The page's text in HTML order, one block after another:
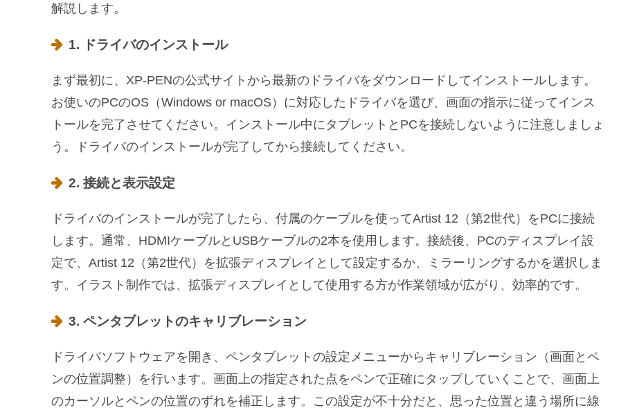
解説します。
1. ドライバのインストール
まず最初に、XP-PENの公式サイトから最新のドライバをダウンロードしてインストールします。
お使いのPCのOS（Windows or macOS）に対応したドライバを選び、画面の指示に従ってインス
トールを完了させてください。インストール中にタブレットとPCを接続しないように注意しましょ
う。ドライバのインストールが完了してから接続してください。
2. 接続と表示設定
ドライバのインストールが完了したら、付属のケーブルを使ってArtist 12（第2世代）をPCに接続
します。通常、HDMIケーブルとUSBケーブルの2本を使用します。接続後、PCのディスプレイ設
定で、Artist 12（第2世代）を拡張ディスプレイとして設定するか、ミラーリングするかを選択しま
す。イラスト制作では、拡張ディスプレイとして使用する方が作業領域が広がり、効率的です。
3. ペンタブレットのキャリブレーション
ドライバソフトウェアを開き、ペンタブレットの設定メニューからキャリブレーション（画面とペ
ンの位置調整）を行います。画面上の指定された点をペンで正確にタップしていくことで、画面上
のカーソルとペンの位置のずれを補正します。この設定が不十分だと、思った位置と違う場所に線